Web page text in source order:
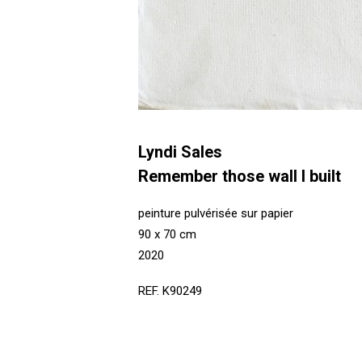
Lyndi Sales
Remember those wall I built
peinture pulvérisée sur papier
90 x 70 cm
2020
REF. K90249